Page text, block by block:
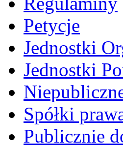
Petycje
Jednostki
Jednostki
Spółki
Publicznie